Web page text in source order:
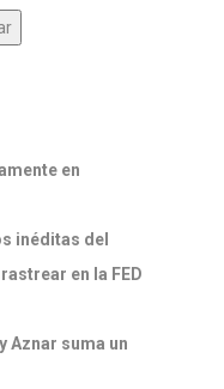
en
inéditas del
en la FED
Aznar suma un